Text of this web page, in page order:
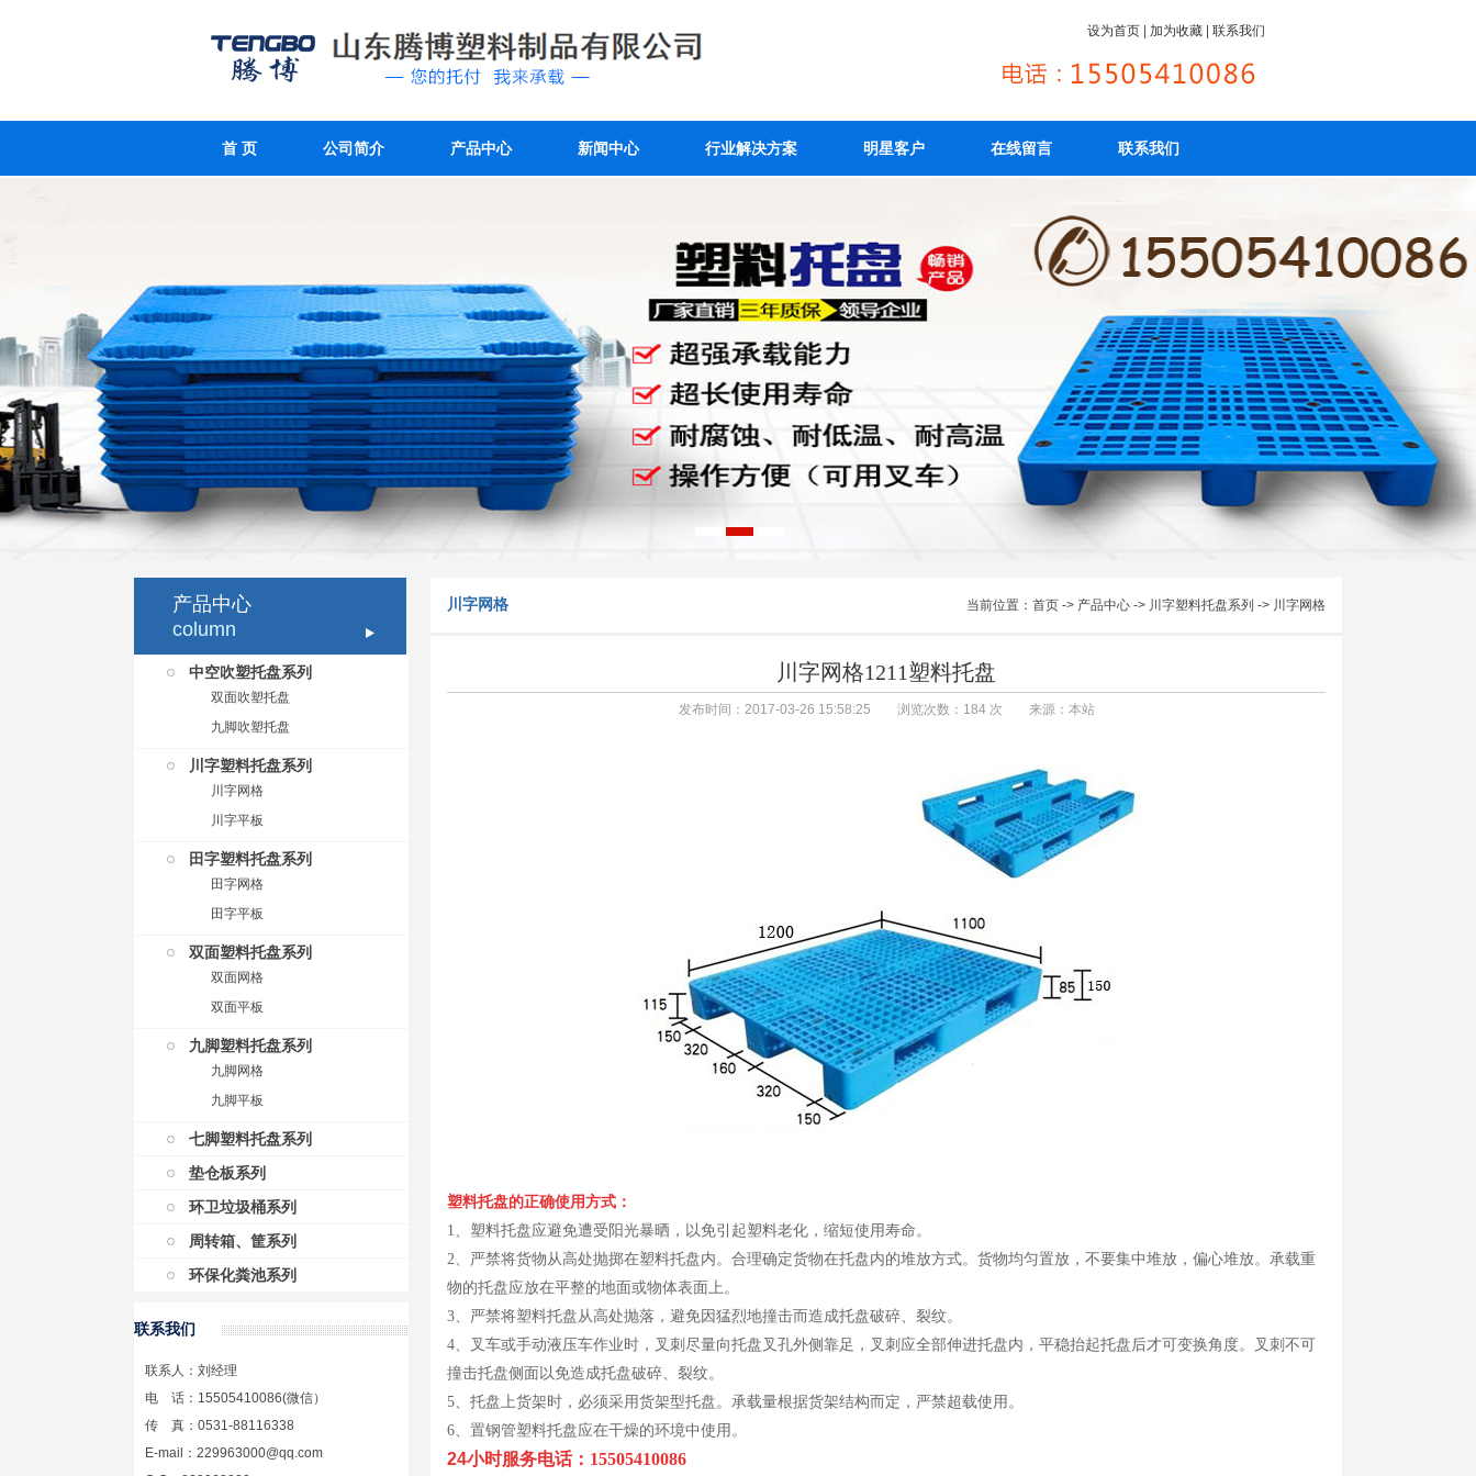
设为首页 加为收藏 联系我们
首 页 公司简介 产品中心 新闻中心 行业解决方案 明星客户 在线留言 联系我们
产品中心
column
中空吹塑托盘系列
双面吹塑托盘
九脚吹塑托盘
川字塑料托盘系列
川字网格
川字平板
田字塑料托盘系列
田字网格
田字平板
双面塑料托盘系列
双面网格
双面平板
九脚塑料托盘系列
九脚网格
九脚平板
七脚塑料托盘系列
垫仓板系列
环卫垃圾桶系列
周转箱、筐系列
环保化粪池系列
联系我们
联系人：刘经理
电 话：15505410086(微信）
传 真：0531-88116338
E-mail：229963000@qq.com
川字网格 当前位置： 首页 -> 产品中心 -> 川字塑料托盘系列 -> 川字网格
川字网格1211塑料托盘
发布时间：2017-03-26 15:58:25 浏览次数： 184次 来源：本站
塑料托盘的正确使用方式 ：
1、塑料托盘应避免遭受阳光暴晒，以免引起塑料老化，缩短使用寿命。
2、严禁将货物从高处抛掷在塑料托盘内。合理确定货物在托盘内的堆放方式。货物均匀置放，不要集中堆放，偏心堆放。承载重
物的托盘应放在平整的地面或物体表面上。
3、严禁将塑料托盘从高处抛落，避免因猛烈地撞击而造成托盘破碎、裂纹。
4、叉车或手动液压车作业时，叉刺尽量向托盘叉孔外侧靠足，叉刺应全部伸进托盘内，平稳抬起托盘后才可变换角度。叉刺不可
撞击托盘侧面以免造成托盘破碎、裂纹。
5、托盘上货架时，必须采用货架型托盘。承载量根据货架结构而定，严禁超载使用。
6、置钢管塑料托盘应在干燥的环境中使用。
24小时服务电话： 15505410086